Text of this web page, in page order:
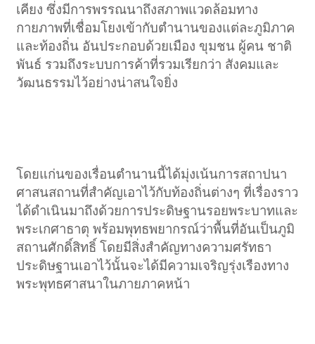
เคียง ซึ่งมีการพรรณนาถึงสภาพแวดล้อมทาง
กายภาพที่เชื่อมโยงเข้ากับตำนานของแต่ละภูมิภาค
และท้องถิ่น อันประกอบด้วยเมือง ขุมชน ผู้คน ชาติ
พันธ์ รวมถึงระบบการค้าที่รวมเรียกว่า สังคมและ
วัฒนธรรมไว้อย่างน่าสนใจยิ่ง​
โดยแก่นของเรื่อนตำนานนี้ได้มุ่งเน้นการสถาปนา
ศาสนสถานที่สำคัญเอาไว้กับท้องถิ่นต่างๆ ที่เรื่องราว
ได้ดำเนินมาถึงด้วยการประดิษฐานรอยพระบาทและ
พระเกศาธาตุ พร้อมพุทธพยากรณ์ว่าพื้นที่อันเป็นภูมิ
สถานศักดิ์สิทธิ์ โดยมีสิ่งสำคัญทางความศรัทธา
ประดิษฐานเอาไว้นั้นจะได้มีความเจริญรุ่งเรืองทาง
พระพุทธศาสนาในภายภาคหน้า​